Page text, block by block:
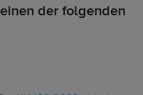
der folgenden